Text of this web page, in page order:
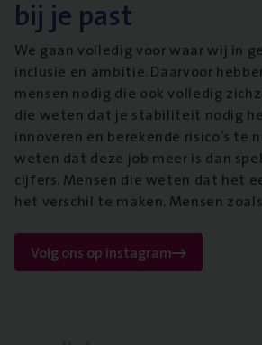
bij je past
We gaan volledig voor waar wij in
inclusie en ambitie. Daarvoor
mensen nodig die ook volledig
die weten dat je stabiliteit nodig
innoveren en berekende risico’s te
weten dat deze job meer is dan
cijfers. Mensen die weten dat het
het verschil te maken. Mensen
Volg ons op instagram